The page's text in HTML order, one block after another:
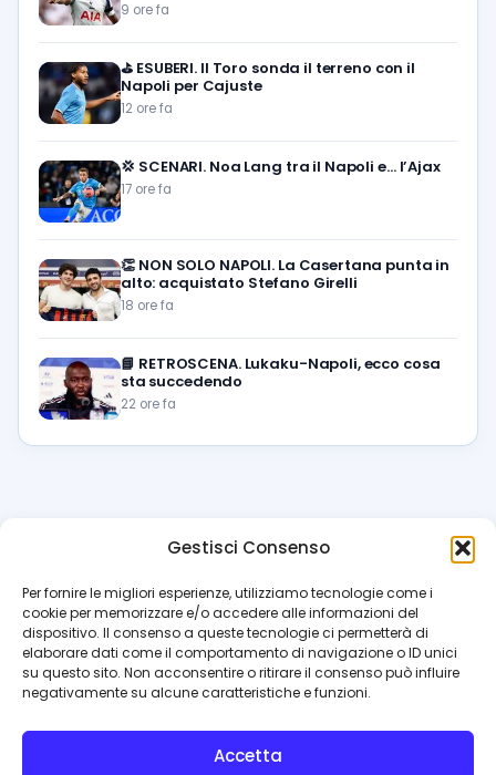
Gestisci Consenso
Per fornire le migliori esperienze, utilizziamo tecnologie come i
cookie per memorizzare e/o accedere alle informazioni del
dispositivo. Il consenso a queste tecnologie ci permetterà di
elaborare dati come il comportamento di navigazione o ID unici
su questo sito. Non acconsentire o ritirare il consenso può influire
negativamente su alcune caratteristiche e funzioni.
Accetta
9 ore fa
⛳ ESUBERI. Il Toro sonda il terreno con il
Napoli per Cajuste
12 ore fa
💢 SCENARI. Noa Lang tra il Napoli e… l’Ajax
17 ore fa
👏 NON SOLO NAPOLI. La Casertana punta in
alto: acquistato Stefano Girelli
18 ore fa
📘 RETROSCENA. Lukaku-Napoli, ecco cosa
sta succedendo
22 ore fa
azzurrissimo.it
Il blog di riferimento per i tifosi del Napoli. News, interviste,
pagelle e calciomercato. Testata giornalistica registrata
al Tribunale di Napoli (n. 48 dell’08/10/2012). Direttore Luca
Perillo
INFO